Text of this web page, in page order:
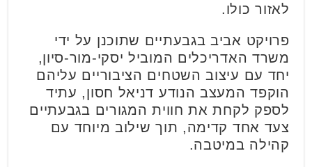
לאזור כולו.
פרויקט אביב בגבעתיים שתוכנן על ידי
משרד האדריכלים המוביל יסקי-מור-סיון,
יחד עם עיצוב השטחים הציבוריים עליהם
הוקפד המעצב הנודע דניאל חסון, עתיד
לספק לקחת את חווית המגורים בגבעתיים
צעד אחד קדימה, תוך שילוב מיוחד עם
קהילה במיטבה.